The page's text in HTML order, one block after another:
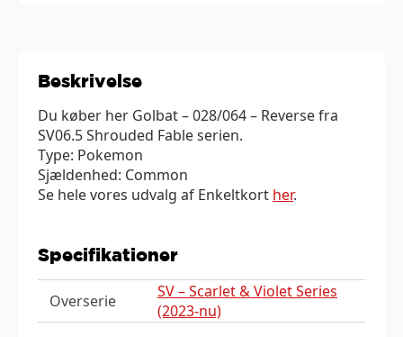
Beskrivelse
Du køber her Golbat – 028/064 – Reverse fra
SV06.5 Shrouded Fable serien.
Type: Pokemon
Sjældenhed: Common
Se hele vores udvalg af Enkeltkort her.
Specifikationer
Overserie
SV – Scarlet & Violet Series
(2023-nu)